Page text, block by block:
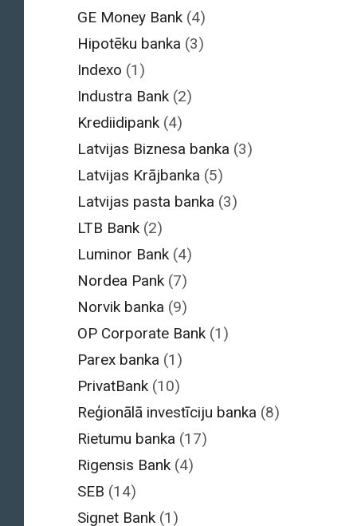
GE Money Bank (4)
Hipotēku banka (3)
Indexo (1)
Industra Bank (2)
Krediidipank (4)
Latvijas Biznesa banka (3)
Latvijas Krājbanka (5)
Latvijas pasta banka (3)
LTB Bank (2)
Luminor Bank (4)
Nordea Pank (7)
Norvik banka (9)
OP Corporate Bank (1)
Parex banka (1)
PrivatBank (10)
Reģionālā investīciju banka (8)
Rietumu banka (17)
Rigensis Bank (4)
SEB (14)
Signet Bank (1)